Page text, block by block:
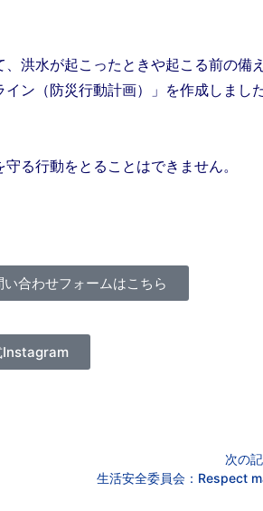
洪水が起こったときや起こる前の備
ン（防災行動計画）」を作成しました
る行動をとることはできません。
い合わせフォームはこちら
Instagram
次の
生活安全委員会：Respect